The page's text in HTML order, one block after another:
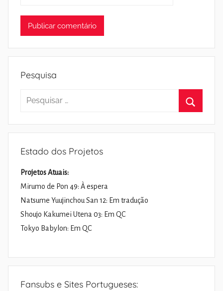
Pesquisa
Pesquisar
Estado dos Projetos
Projetos Atuais:
Mirumo de Pon 49: À espera
Natsume Yuujinchou San 12: Em tradução
Shoujo Kakumei Utena 03: Em QC
Tokyo Babylon: Em QC
Fansubs e Sites Portugueses: